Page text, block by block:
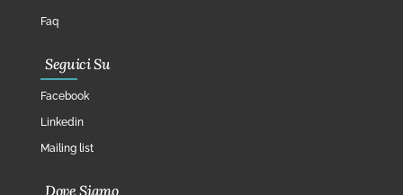
Faq
Seguici Su
Facebook
Linkedin
Mailing list
Dove Siamo